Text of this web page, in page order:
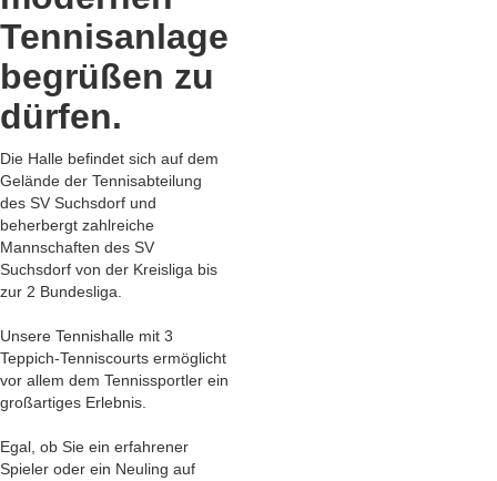
Tennisanlage
begrüßen zu
dürfen.
Die Halle befindet sich auf dem
Gelände der Tennisabteilung
des SV Suchsdorf und
beherbergt zahlreiche
Mannschaften des SV
Suchsdorf von der Kreisliga bis
zur 2 Bundesliga.
Unsere Tennishalle mit 3
Teppich-Tenniscourts ermöglicht
vor allem dem Tennissportler ein
großartiges Erlebnis.
Egal, ob Sie ein erfahrener
Spieler oder ein Neuling auf